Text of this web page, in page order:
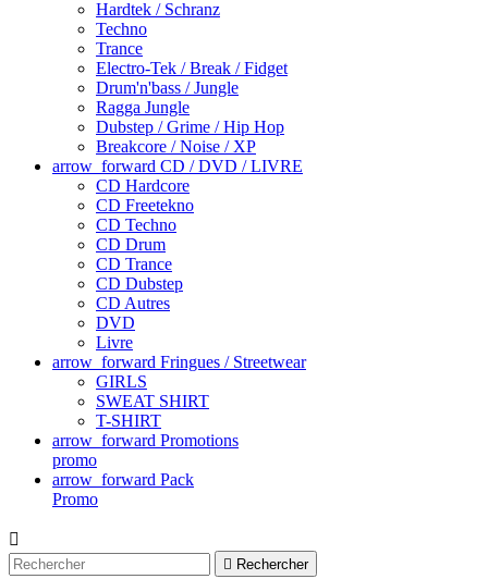
Hardtek / Schranz
Techno
Trance
Electro-Tek / Break / Fidget
Drum'n'bass / Jungle
Ragga Jungle
Dubstep / Grime / Hip Hop
Breakcore / Noise / XP
arrow_forward CD / DVD / LIVRE
CD Hardcore
CD Freetekno
CD Techno
CD Drum
CD Trance
CD Dubstep
CD Autres
DVD
Livre
arrow_forward Fringues / Streetwear
GIRLS
SWEAT SHIRT
T-SHIRT
arrow_forward Promotions
promo
arrow_forward Pack
Promo

 Rechercher